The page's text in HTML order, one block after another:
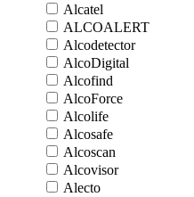
Alcatel
ALCOALERT
Alcodetector
AlcoDigital
Alcofind
AlcoForce
Alcolife
Alcosafe
Alcoscan
Alcovisor
Alecto